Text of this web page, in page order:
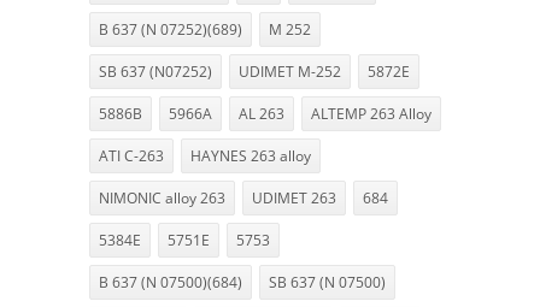
B 637 (N 07252)(689) M 252
SB 637 (N07252) UDIMET M-252 5872E
5886B 5966A AL 263 ALTEMP 263 Alloy
ATI C-263 HAYNES 263 alloy
NIMONIC alloy 263 UDIMET 263 684
5384E 5751E 5753
B 637 (N 07500)(684) SB 637 (N 07500)